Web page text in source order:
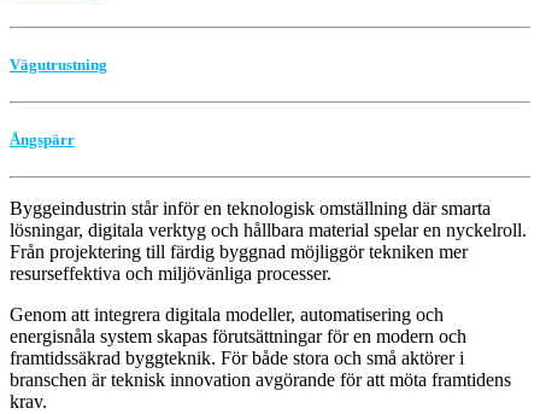
Vägutrustning
Ångspärr
Byggeindustrin står inför en teknologisk omställning där smarta
lösningar, digitala verktyg och hållbara material spelar en nyckelroll.
Från projektering till färdig byggnad möjliggör tekniken mer
resurseffektiva och miljövänliga processer.
Genom att integrera digitala modeller, automatisering och
energisnåla system skapas förutsättningar för en modern och
framtidssäkrad byggteknik. För både stora och små aktörer i
branschen är teknisk innovation avgörande för att möta framtidens
krav.